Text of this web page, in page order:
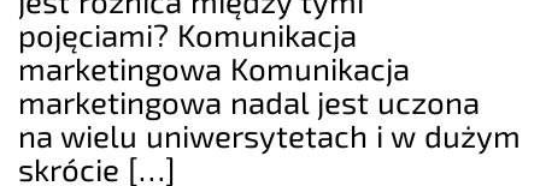
pojęciami? Komunikacja
marketingowa Komunikacja
marketingowa nadal jest uczona
na wielu uniwersytetach i w dużym
skrócie […]